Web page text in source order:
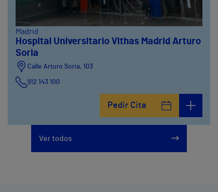
Madrid
Hospital Universitario Vithas Madrid Arturo
Soria
Calle Arturo Soria, 103
912 143 100
Pedir Cita
Ver todos